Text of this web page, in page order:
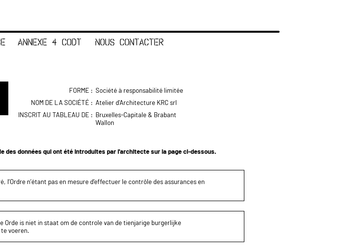
ANNEXE 4 CODT NOUS CONTACTER
FORME : Société à responsabilité limitée
NOM DE LA SOCIÉTÉ : Atelier d'Architecture KRC srl
INSCRIT AU TABLEAU DE : Bruxelles-Capitale & Brabant
Wallon
des données qui ont été introduites par l'architecte sur la page ci-dessous.
n’étant pas en mesure d’effectuer le contrôle des assurances en
Orde is niet in staat om de controle van de tienjarige burgerlijke
voeren.